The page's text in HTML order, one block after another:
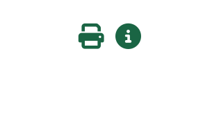
Seite druckenWeitere Infos